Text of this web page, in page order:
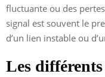
fluctuante ou des
signal est souvent le
d’un lien instable ou
Les différents